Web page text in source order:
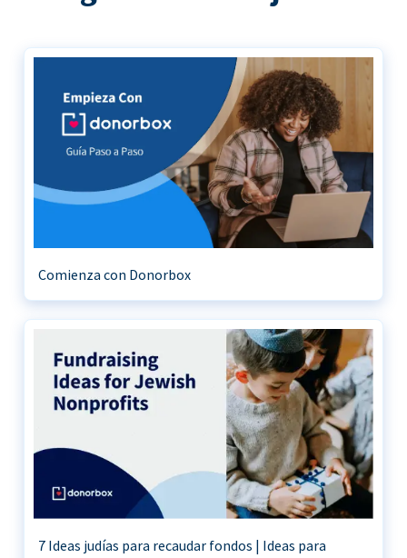
Comienza con Donorbox
7 Ideas judías para recaudar fondos | Ideas para